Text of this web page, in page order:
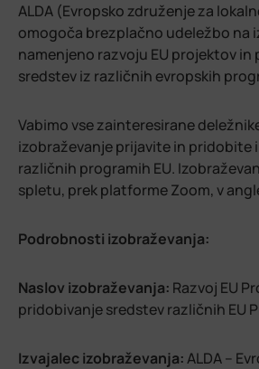
ALDA (Evropsko združenje za
omogoča brezplačno udeležbo na
namenjeno razvoju EU projektov in
sredstev iz različnih evropskih
Vabimo vse zainteresirane
izobraževanje prijavite in pridobite
različnih programih EU.
spletu, prek platforme Zoom, v
Podrobnosti izobraževanja:
Naslov izobraževanja: Razvoj EU
pridobivanje sredstev različnih EU
Izvajalec izobraževanja:ALDA –